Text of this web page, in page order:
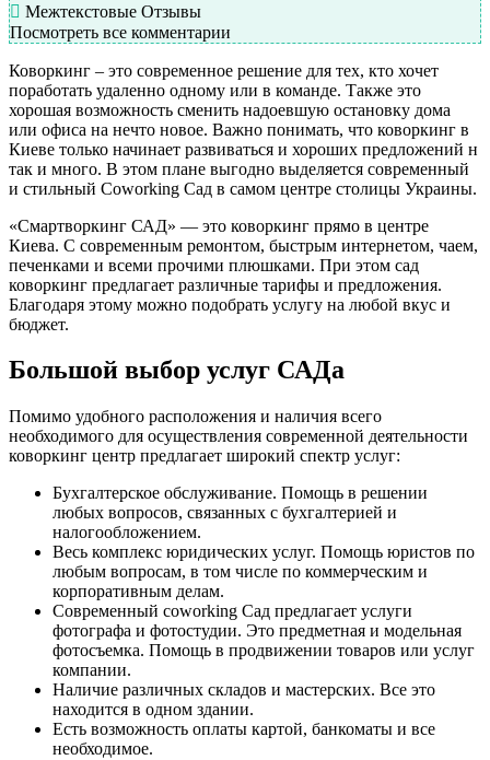
Межтекстовые Отзывы
Посмотреть все комментарии
Коворкинг – это современное решение для тех, кто хочет
поработать удаленно одному или в команде. Также это
хорошая возможность сменить надоевшую остановку дома
или офиса на нечто новое. Важно понимать, что коворкинг в
Киеве только начинает развиваться и хороших предложений н
так и много. В этом плане выгодно выделяется современный
и стильный Coworking Cад в самом центре столицы Украины.
«Смартворкинг САД» — это коворкинг прямо в центре
Киева. С современным ремонтом, быстрым интернетом, чаем,
печенками и всеми прочими плюшками. При этом сад
коворкинг предлагает различные тарифы и предложения.
Благодаря этому можно подобрать услугу на любой вкус и
бюджет.
Большой выбор услуг САДа
Помимо удобного расположения и наличия всего
необходимого для осуществления современной деятельности
коворкинг центр предлагает широкий спектр услуг:
Бухгалтерское обслуживание. Помощь в решении
любых вопросов, связанных с бухгалтерией и
налогообложением.
Весь комплекс юридических услуг. Помощь юристов по
любым вопросам, в том числе по коммерческим и
корпоративным делам.
Современный coworking Сад предлагает услуги
фотографа и фотостудии. Это предметная и модельная
фотосъемка. Помощь в продвижении товаров или услуг
компании.
Наличие различных складов и мастерских. Все это
находится в одном здании.
Есть возможность оплаты картой, банкоматы и все
необходимое.